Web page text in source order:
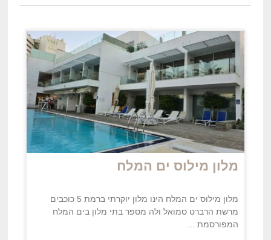
מלון מילוס ים המלח
מלון מילוס ים המלח הינו מלון יוקרתי ברמת 5 כוכבים
מרשת הרברט סמואל ולה מספר בתי מלון בים המלח
המפורסמת ...